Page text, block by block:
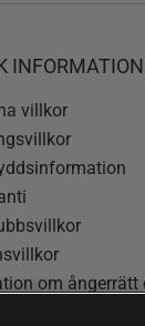
INFORMATION
villkor
om ångerrätt